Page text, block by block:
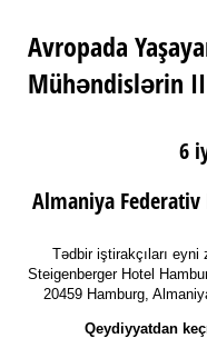
Avropada
Mühəndislərin
6
Almaniya Federativ
Tədbir iştirakçıları eyni
Steigenberger Hotel
20459 Hamburg,
Qeydiyyatdan